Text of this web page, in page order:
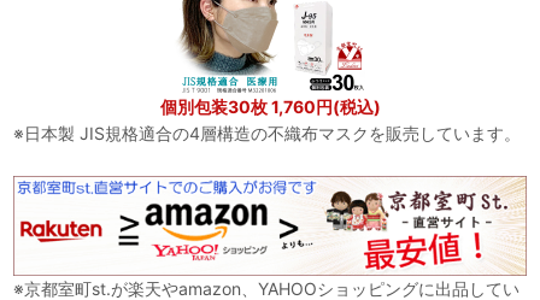
個別包装30枚 1,760円(税込)
※日本製 JIS規格適合の4層構造の不織布マスクを販売しています。
※京都室町st.が楽天やamazon、YAHOOショッピングに出品してい